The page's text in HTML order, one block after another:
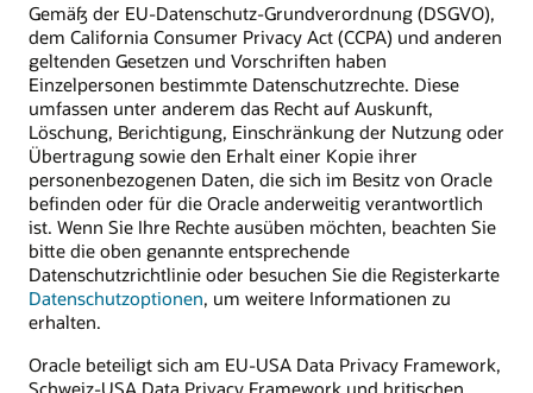
Gemäß der EU-Datenschutz-Grundverordnung (DSGVO),
dem California Consumer Privacy Act (CCPA) und anderen
geltenden Gesetzen und Vorschriften haben
Einzelpersonen bestimmte Datenschutzrechte. Diese
umfassen unter anderem das Recht auf Auskunft,
Löschung, Berichtigung, Einschränkung der Nutzung oder
Übertragung sowie den Erhalt einer Kopie ihrer
personenbezogenen Daten, die sich im Besitz von Oracle
befinden oder für die Oracle anderweitig verantwortlich
ist. Wenn Sie Ihre Rechte ausüben möchten, beachten Sie
bitte die oben genannte entsprechende
Datenschutzrichtlinie oder besuchen Sie die Registerkarte
Datenschutzoptionen, um weitere Informationen zu
erhalten.
Oracle beteiligt sich am EU-USA Data Privacy Framework,